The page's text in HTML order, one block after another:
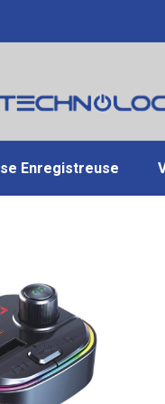
Enregistreuse